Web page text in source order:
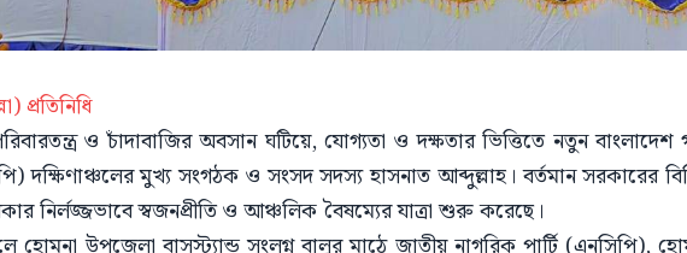
প্রতিনিধি
ও চাঁদাবাজির অবসান ঘটিয়ে, যোগ্যতা ও দক্ষতার ভিত্তিতে নতুন
দক্ষিণাঞ্চলের মুখ্য সংগঠক ও সংসদ সদস্য হাসনাত আব্দুল্লাহ। বর্তমান সরকারের
নির্লজ্জভাবে স্বজনপ্রীতি ও আঞ্চলিক বৈষম্যের যাত্রা শুরু করেছে।